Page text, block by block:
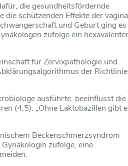
die gesundheitsfördernde
schützenden Effekte der
und Geburt ging
zufolge ein hexavalenter
für Zervixpathologie und
der
ausführte, beeinflusst die
(4,5). „Ohne Laktobazillen gibt
Beckenschmerzsyndrom
zufolge, eine